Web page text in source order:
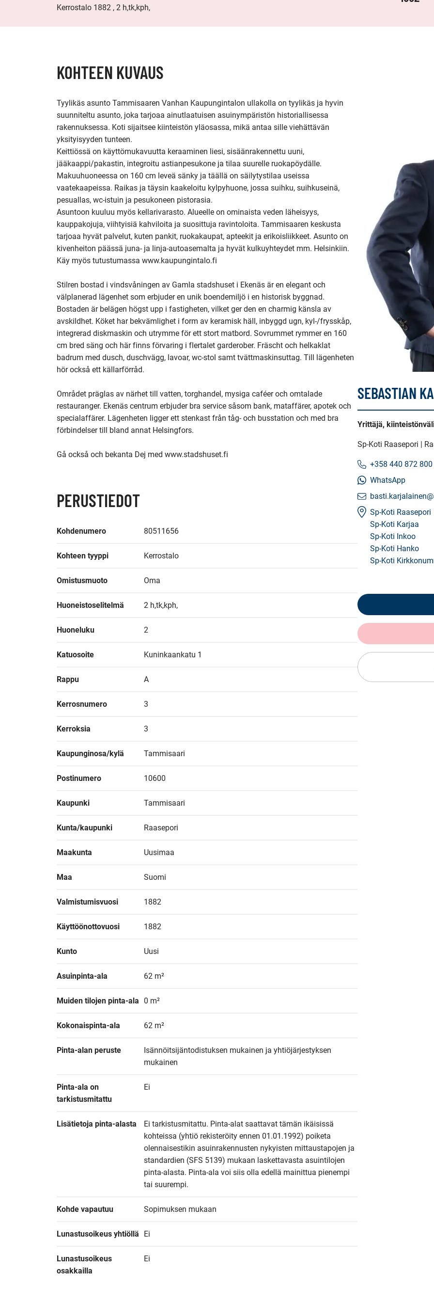
Kerrostalo 1882 , 2 h,tk,kph,
KOHTEEN KUVAUS
Tyylikäs asunto Tammisaaren Vanhan Kaupungintalon ullakolla on tyylikäs ja hyvin
suunniteltu asunto, joka tarjoaa ainutlaatuisen asuinympäristön historiallisessa
rakennuksessa. Koti sijaitsee kiinteistön yläosassa, mikä antaa sille viehättävän
yksityisyyden tunteen.
Keittiössä on käyttömukavuutta keraaminen liesi, sisäänrakennettu uuni,
jääkaappi/pakastin, integroitu astianpesukone ja tilaa suurelle ruokapöydälle.
Makuuhuoneessa on 160 cm leveä sänky ja täällä on säilytystilaa useissa
vaatekaapeissa. Raikas ja täysin kaakeloitu kylpyhuone, jossa suihku, suihkuseinä,
pesuallas, wc-istuin ja pesukoneen pistorasia.
Asuntoon kuuluu myös kellarivarasto. Alueelle on ominaista veden läheisyys,
kauppakojuja, viihtyisiä kahviloita ja suosittuja ravintoloita. Tammisaaren keskusta
tarjoaa hyvät palvelut, kuten pankit, ruokakaupat, apteekit ja erikoisliikkeet. Asunto on
kivenheiton päässä juna- ja linja-autoasemalta ja hyvät kulkuyhteydet mm. Helsinkiin.
Käy myös tutustumassa www.kaupungintalo.fi
Stilren bostad i vindsvåningen av Gamla stadshuset i Ekenäs är en elegant och
välplanerad lägenhet som erbjuder en unik boendemiljö i en historisk byggnad.
Bostaden är belägen högst upp i fastigheten, vilket ger den en charmig känsla av
avskildhet. Köket har bekvämlighet i form av keramisk häll, inbyggd ugn, kyl-/frysskåp,
integrerad diskmaskin och utrymme för ett stort matbord. Sovrummet rymmer en 160
cm bred säng och här finns förvaring i flertalet garderober. Fräscht och helkaklat
badrum med dusch, duschvägg, lavoar, wc-stol samt tvättmaskinsuttag. Till lägenheten
hör också ett källarförråd.
Området präglas av närhet till vatten, torghandel, mysiga caféer och omtalade
restauranger. Ekenäs centrum erbjuder bra service såsom bank, mataffärer, apotek och
specialaffärer. Lägenheten ligger ett stenkast från tåg- och busstation och med bra
förbindelser till bland annat Helsingfors.
Gå också och bekanta Dej med www.stadshuset.fi
PERUSTIEDOT
Kohdenumero 80511656
Kohteen tyyppi Kerrostalo
Omistusmuoto Oma
Huoneistoselitelmä 2 h,tk,kph,
Huoneluku 2
Katuosoite Kuninkaankatu 1
Rappu A
Kerrosnumero 3
Kerroksia 3
Kaupunginosa/kylä Tammisaari
Postinumero 10600
Kaupunki Tammisaari
Kunta/kaupunki Raasepori
Maakunta Uusimaa
Maa Suomi
Valmistumisvuosi 1882
Käyttöönottovuosi 1882
Kunto Uusi
Asuinpinta-ala 62 m²
Muiden tilojen pinta-ala 0 m²
Kokonaispinta-ala 62 m²
Pinta-alan peruste
Isännöitsijäntodistuksen mukainen ja yhtiöjärjestyksen
mukainen
Pinta-ala on
tarkistusmitattu
Ei
Lisätietoja pinta-alasta
Ei tarkistusmitattu. Pinta-alat saattavat tämän ikäisissä
kohteissa (yhtiö rekisteröity ennen 01.01.1992) poiketa
olennaisestikin asuinrakennusten nykyisten mittaustapojen ja
standardien (SFS 5139) mukaan laskettavasta asuintilojen
pinta-alasta. Pinta-ala voi siis olla edellä mainittua pienempi
tai suurempi.
Kohde vapautuu Sopimuksen mukaan
Lunastusoikeus yhtiöllä Ei
Lunastusoikeus
osakkailla
Ei
SEBASTIAN
Yrittäjä,
Sp-Koti Raasepori |
+358 440 872 800
WhatsApp
Sp-Koti Raasepori
Sp-Koti Karjaa
Sp-Koti Inkoo
Sp-Koti Hanko
Sp-Koti